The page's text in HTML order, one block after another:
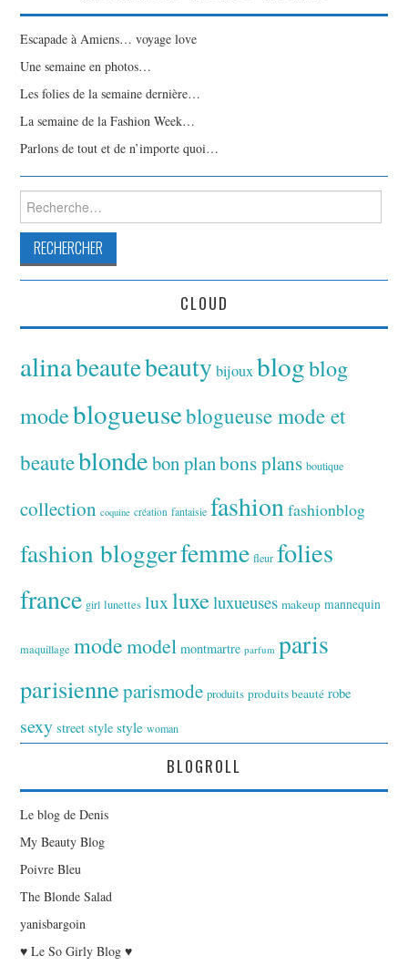
Escapade à Amiens… voyage love
Une semaine en photos…
Les folies de la semaine dernière…
La semaine de la Fashion Week…
Parlons de tout et de n’importe quoi…
Rechercher :
CLOUD
alinabeautebeauty bijoux blogblog
modeblogueuseblogueuse mode et
beauteblondebon planbons plans boutique
collection coquine création fantaisie fashionfashionblog
fashion bloggerfemme fleur folies
france girl lunettes luxluxeluxueuses makeup mannequin
maquillage modemodel montmartre parfum paris
parisienneparismode produits produits beauté robe
sexy street style style woman
BLOGROLL
Le blog de Denis
My Beauty Blog
Poivre Bleu
The Blonde Salad
yanisbargoin
♥ Le So Girly Blog ♥